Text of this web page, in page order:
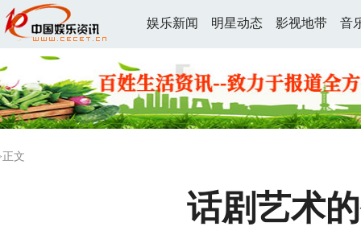
娱乐新闻 明星动态 影视地带 音
文
话剧艺术